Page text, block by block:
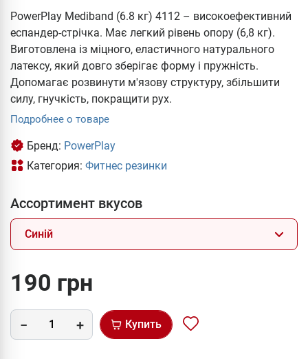
PowerPlay Mediband (6.8 кг) 4112 – високоефективний
еспандер-стрічка. Має легкий рівень опору (6,8 кг).
Виготовлена із міцного, еластичного натурального
латексу, який довго зберігає форму і пружність.
Допомагає розвинути м'язову структуру, збільшити
силу, гнучкість, покращити рух.
Подробнее о товаре
Бренд: PowerPlay
Категория: Фитнес резинки
Ассортимент вкусов
Синій
190 грн
Купить